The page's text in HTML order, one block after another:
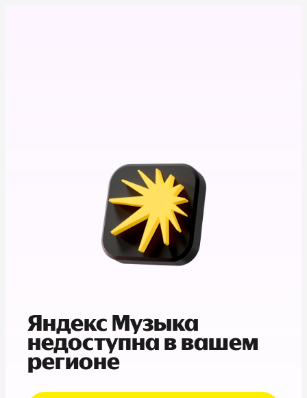
Яндекс Музыка
недоступна в вашем
регионе